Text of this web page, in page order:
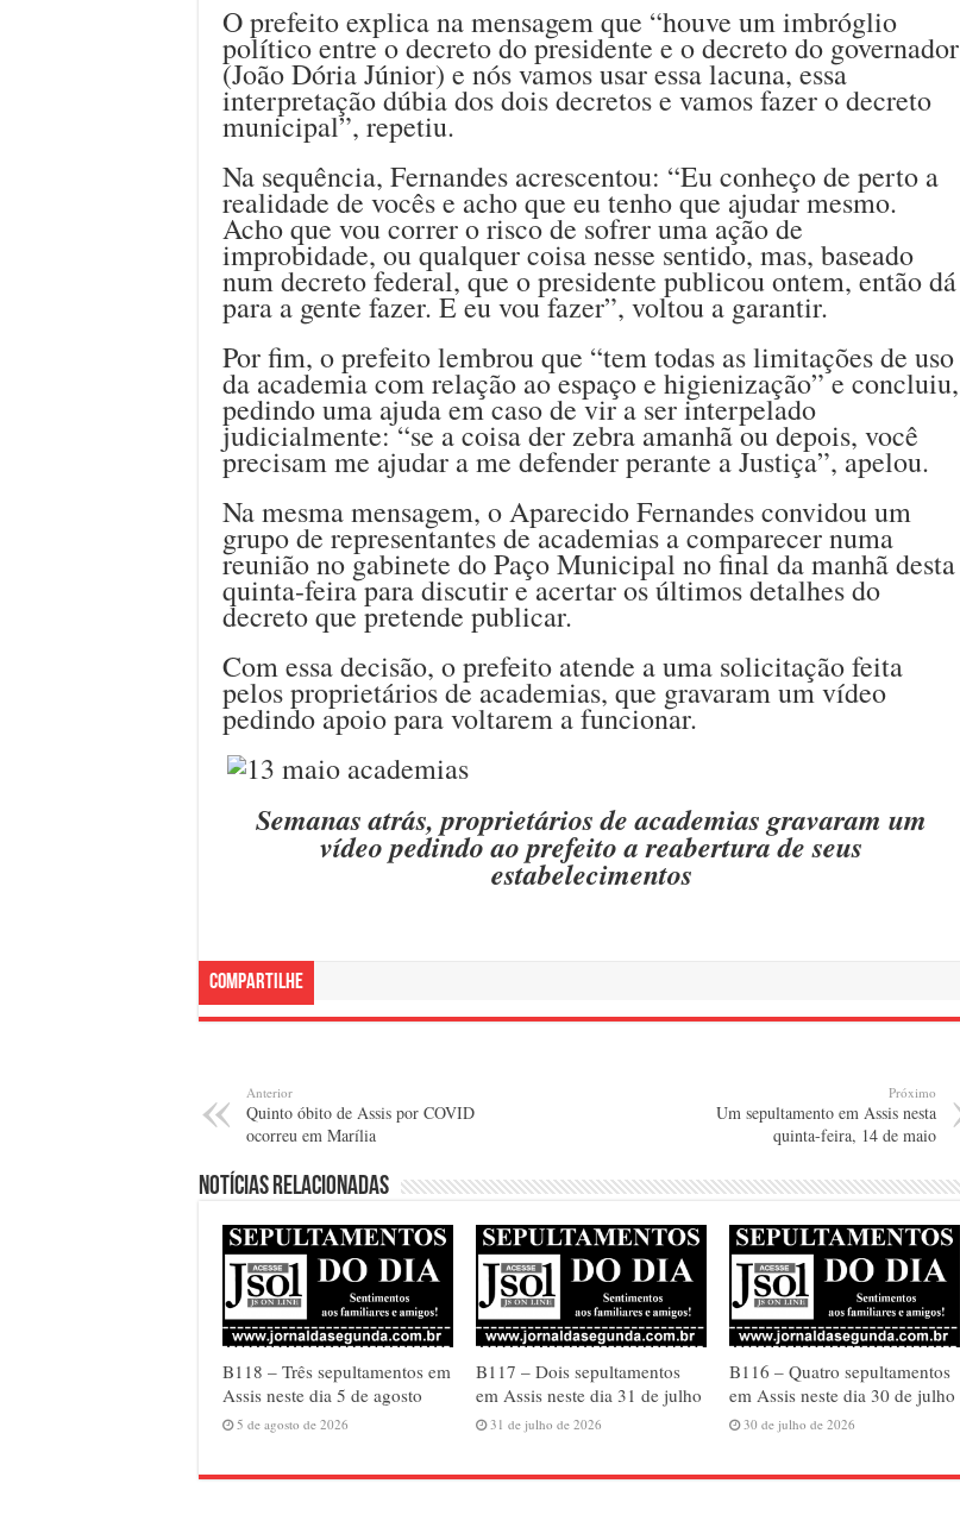
O prefeito explica na mensagem que “houve um imbróglio
político entre o decreto do presidente e o decreto do governador
(João Dória Júnior) e nós vamos usar essa lacuna, essa
interpretação dúbia dos dois decretos e vamos fazer o decreto
municipal”, repetiu.
Na sequência, Fernandes acrescentou: “Eu conheço de perto a
realidade de vocês e acho que eu tenho que ajudar mesmo.
Acho que vou correr o risco de sofrer uma ação de
improbidade, ou qualquer coisa nesse sentido, mas, baseado
num decreto federal, que o presidente publicou ontem, então dá
para a gente fazer. E eu vou fazer”, voltou a garantir.
Por fim, o prefeito lembrou que “tem todas as limitações de uso
da academia com relação ao espaço e higienização” e concluiu,
pedindo uma ajuda em caso de vir a ser interpelado
judicialmente: “se a coisa der zebra amanhã ou depois, você
precisam me ajudar a me defender perante a Justiça”, apelou.
Na mesma mensagem, o Aparecido Fernandes convidou um
grupo de representantes de academias a comparecer numa
reunião no gabinete do Paço Municipal no final da manhã desta
quinta-feira para discutir e acertar os últimos detalhes do
decreto que pretende publicar.
Com essa decisão, o prefeito atende a uma solicitação feita
pelos proprietários de academias, que gravaram um vídeo
pedindo apoio para voltarem a funcionar.
Semanas atrás, proprietários de academias gravaram um
vídeo pedindo ao prefeito a reabertura de seus
estabelecimentos
Compartilhe
Anterior
Quinto óbito de Assis por COVID
ocorreu em Marília
Próximo
Um sepultamento em Assis nesta
quinta-feira, 14 de maio
Notícias relacionadas
B118 – Três sepultamentos em
Assis neste dia 5 de agosto
5 de agosto de 2026
B117 – Dois sepultamentos
em Assis neste dia 31 de julho
31 de julho de 2026
B116 – Quatro sepultamentos
em Assis neste dia 30 de julho
30 de julho de 2026